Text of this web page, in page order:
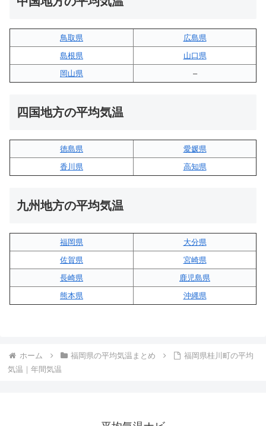
鳥取県
広島県
島根県
山口県
岡山県
–
四国地方の平均気温
徳島県
愛媛県
香川県
高知県
九州地方の平均気温
福岡県
大分県
佐賀県
宮崎県
長崎県
鹿児島県
熊本県
沖縄県
ホーム 福岡県の平均気温まとめ
福岡県桂川町の平均
気温｜年間気温